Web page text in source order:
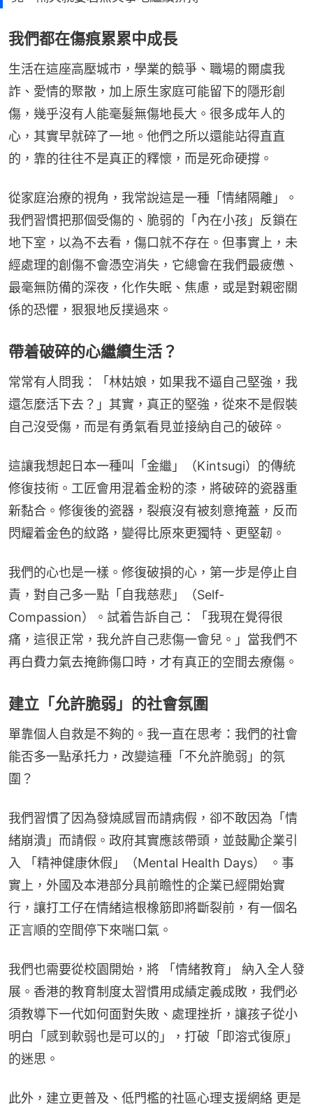
我們都在傷痕累累中成長
生活在這座高壓城市，學業的競爭、職場的爾虞我
詐、愛情的聚散，加上原生家庭可能留下的隱形創
傷，幾乎沒有人能毫髮無傷地長大。很多成年人的
心，其實早就碎了一地。他們之所以還能站得直直
的，靠的往往不是真正的釋懷，而是死命硬撐。
從家庭治療的視角，我常說這是一種「情緒隔離」。
我們習慣把那個受傷的、脆弱的「內在小孩」反鎖在
地下室，以為不去看，傷口就不存在。但事實上，未
經處理的創傷不會憑空消失，它總會在我們最疲憊、
最毫無防備的深夜，化作失眠、焦慮，或是對親密關
係的恐懼，狠狠地反撲過來。
帶着破碎的心繼續生活？
常常有人問我：「林姑娘，如果我不逼自己堅強，我
還怎麼活下去？」其實，真正的堅強，從來不是假裝
自己沒受傷，而是有勇氣看見並接納自己的破碎。
這讓我想起日本一種叫「金繼」（Kintsugi）的傳統
修復技術。工匠會用混着金粉的漆，將破碎的瓷器重
新黏合。修復後的瓷器，裂痕沒有被刻意掩蓋，反而
閃耀着金色的紋路，變得比原來更獨特、更堅韌。
我們的心也是一樣。修復破損的心，第一步是停止自
責，對自己多一點「自我慈悲」（Self-
Compassion）。試着告訴自己：「我現在覺得很
痛，這很正常，我允許自己悲傷一會兒。」當我們不
再白費力氣去掩飾傷口時，才有真正的空間去療傷。
建立「允許脆弱」的社會氛圍
單靠個人自救是不夠的。我一直在思考：我們的社會
能否多一點承托力，改變這種「不允許脆弱」的氛
圍？
我們習慣了因為發燒感冒而請病假，卻不敢因為「情
緒崩潰」而請假。政府其實應該帶頭，並鼓勵企業引
入 「精神健康休假」（Mental Health Days） 。事
實上，外國及本港部分具前瞻性的企業已經開始實
行，讓打工仔在情緒這根橡筋即將斷裂前，有一個名
正言順的空間停下來喘口氣。
我們也需要從校園開始，將 「情緒教育」 納入全人發
展。香港的教育制度太習慣用成績定義成敗，我們必
須教導下一代如何面對失敗、處理挫折，讓孩子從小
明白「感到軟弱也是可以的」，打破「即溶式復原」
的迷思。
此外，建立更普及、低門檻的社區心理支援網絡 更是